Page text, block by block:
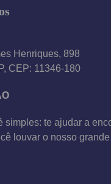
Henriques, 898
CEP: 11346-180
simples: te ajudar a
louvar o nosso